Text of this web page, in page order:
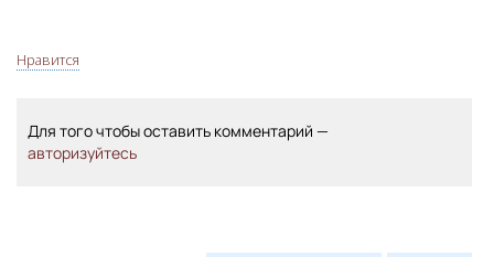
Нравится
Для того чтобы оставить комментарий —
авторизуйтесь